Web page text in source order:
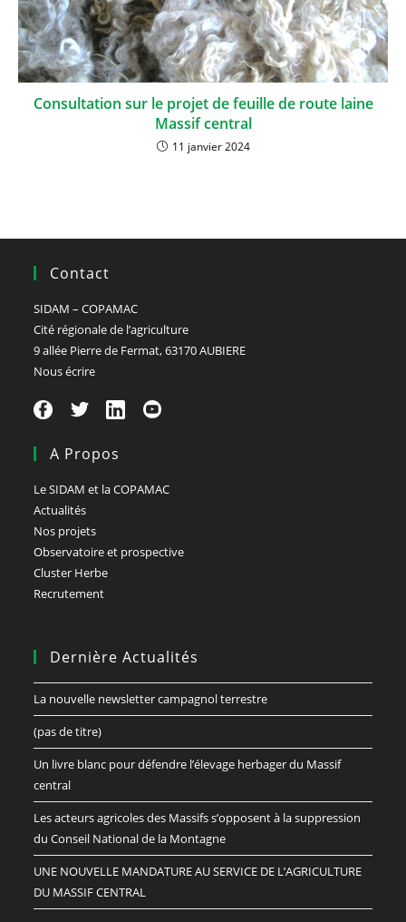
Consultation sur le projet de feuille de route laine
Massif central
11 janvier 2024
Contact
SIDAM – COPAMAC
Cité régionale de l’agriculture
9 allée Pierre de Fermat, 63170 AUBIERE
Nous écrire
A Propos
Le SIDAM et la COPAMAC
Actualités
Nos projets
Observatoire et prospective
Cluster Herbe
Recrutement
Dernière Actualités
La nouvelle newsletter campagnol terrestre
(pas de titre)
Un livre blanc pour défendre l’élevage herbager du Massif
central
Les acteurs agricoles des Massifs s’opposent à la suppression
du Conseil National de la Montagne
UNE NOUVELLE MANDATURE AU SERVICE DE L’AGRICULTURE
DU MASSIF CENTRAL